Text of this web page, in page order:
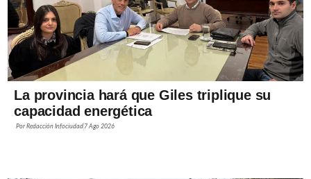
La provincia hará que Giles triplique su
capacidad energética
PorRedacción Infociudad 7 Ago 2026